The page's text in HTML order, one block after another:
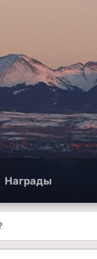
Награды